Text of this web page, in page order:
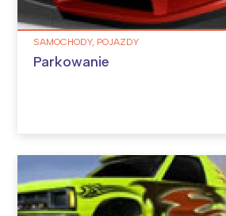
SAMOCHODY, POJAZDY
Parkowanie